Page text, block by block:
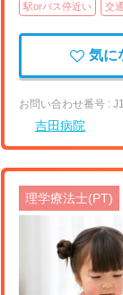
駅orバス停近い 交
気に
お問い合わせ番号 :
吉田病院
理学療法士(PT)